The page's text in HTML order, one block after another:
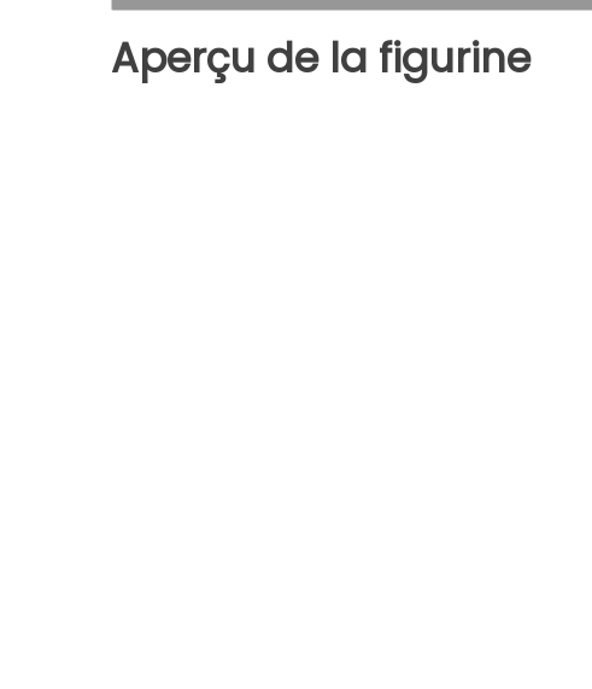
Aperçu de la figurine